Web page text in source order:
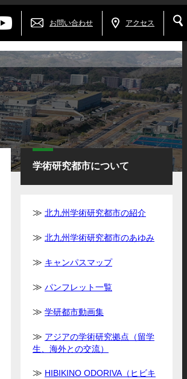
お問い合わせ アクセス
学術研究都市について
北九州学術研究都市の紹介
北九州学術研究都市のあゆみ
キャンパスマップ
パンフレット一覧
学研都市動画集
アジアの学術研究拠点（留学
生、海外との交流）
HIBIKINO ODORIVA（ヒビキ